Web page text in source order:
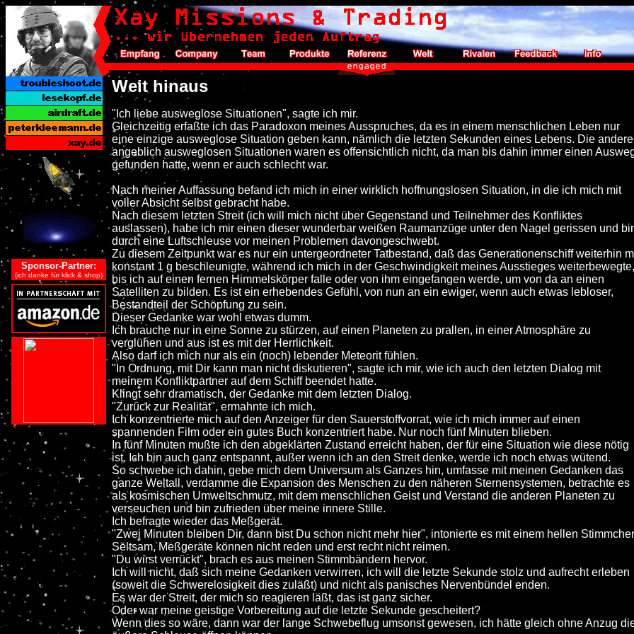
Sponsor-Partner:
(ich danke für klick & shop)
Weit hinaus
"Ich liebe ausweglose Situationen", sagte ich mir.
Gleichzeitig erfaßte ich das Paradoxon meines Ausspruches, da es in einem menschlichen Leben nur
eine einzige ausweglose Situation geben kann, nämlich die letzten Sekunden eines Lebens. Die
angeblich ausweglosen Situationen waren es offensichtlich nicht, da man bis dahin immer einen
gefunden hatte, wenn er auch schlecht war.
Nach meiner Auffassung befand ich mich in einer wirklich hoffnungslosen Situation, in die ich mich mit
voller Absicht selbst gebracht habe.
Nach diesem letzten Streit (ich will mich nicht über Gegenstand und Teilnehmer des Konfliktes
auslassen), habe ich mir einen dieser wunderbar weißen Raumanzüge unter den Nagel gerissen und
durch eine Luftschleuse vor meinen Problemen davongeschwebt.
Zu diesem Zeitpunkt war es nur ein untergeordneter Tatbestand, daß das Generationenschiff weiterhin
konstant 1 g beschleunigte, während ich mich in der Geschwindigkeit meines Ausstieges weiterbewegte,
bis ich auf einen fernen Himmelskörper falle oder von ihm eingefangen werde, um von da an einen
Satelliten zu bilden. Es ist ein erhebendes Gefühl, von nun an ein ewiger, wenn auch etwas lebloser,
Bestandteil der Schöpfung zu sein.
Dieser Gedanke war wohl etwas dumm.
Ich brauche nur in eine Sonne zu stürzen, auf einen Planeten zu prallen, in einer Atmosphäre zu
verglühen und aus ist es mit der Herrlichkeit.
Also darf ich mich nur als ein (noch) lebender Meteorit fühlen.
"In Ordnung, mit Dir kann man nicht diskutieren", sagte ich mir, wie ich auch den letzten Dialog mit
meinem Konfliktpartner auf dem Schiff beendet hatte.
Klingt sehr dramatisch, der Gedanke mit dem letzten Dialog.
"Zurück zur Realität", ermahnte ich mich.
Ich konzentrierte mich auf den Anzeiger für den Sauerstoffvorrat, wie ich mich immer auf einen
spannenden Film oder ein gutes Buch konzentriert habe. Nur noch fünf Minuten blieben.
In fünf Minuten mußte ich den abgeklärten Zustand erreicht haben, der für eine Situation wie diese nötig
ist. Ich bin auch ganz entspannt, außer wenn ich an den Streit denke, werde ich noch etwas wütend.
So schwebe ich dahin, gebe mich dem Universum als Ganzes hin, umfasse mit meinen Gedanken das
ganze Weltall, verdamme die Expansion des Menschen zu den näheren Sternensystemen, betrachte es
als kosmischen Umweltschmutz, mit dem menschlichen Geist und Verstand die anderen Planeten zu
verseuchen und bin zufrieden über meine innere Stille.
Ich befragte wieder das Meßgerät.
"Zwei Minuten bleiben Dir, dann bist Du schon nicht mehr hier", intonierte es mit einem hellen
Seltsam, Meßgeräte können nicht reden und erst recht nicht reimen.
"Du wirst verrückt", brach es aus meinen Stimmbändern hervor.
Ich will nicht, daß sich meine Gedanken verwirren, ich will die letzte Sekunde stolz und aufrecht erleben
(soweit die Schwerelosigkeit dies zuläßt) und nicht als panisches Nervenbündel enden.
Es war der Streit, der mich so reagieren läßt, das ist ganz sicher.
Oder war meine geistige Vorbereitung auf die letzte Sekunde gescheitert?
Wenn dies so wäre, dann war der lange Schwebeflug umsonst gewesen, ich hätte gleich ohne Anzug